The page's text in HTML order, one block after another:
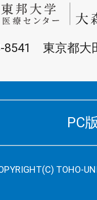
8541 東京都大
PC
TOHO-